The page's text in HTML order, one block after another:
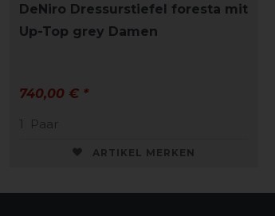
DeNiro Dressurstiefel foresta mit
Up-Top grey Damen
740,00 € *
1
Paar
ARTIKEL MERKEN